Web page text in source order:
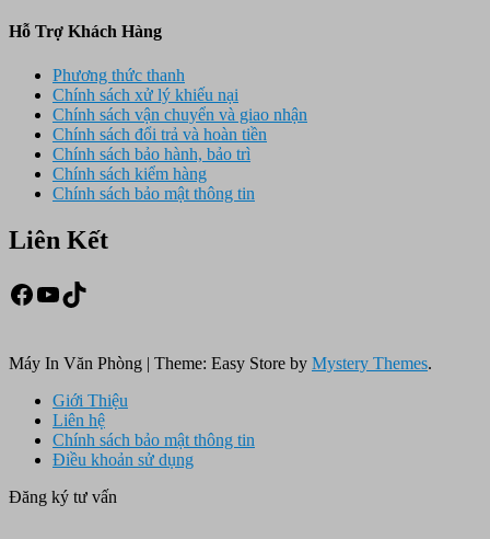
Hỗ Trợ Khách Hàng
Phương thức thanh
Chính sách xử lý khiếu nại
Chính sách vận chuyển và giao nhận
Chính sách đổi trả và hoàn tiền
Chính sách bảo hành, bảo trì
Chính sách kiểm hàng
Chính sách bảo mật thông tin
Liên Kết
Facebook
Youtube
TikTok
Máy In Văn Phòng | Theme: Easy Store by Mystery Themes.
Giới Thiệu
Liên hệ
Chính sách bảo mật thông tin
Điều khoản sử dụng
Đăng ký tư vấn